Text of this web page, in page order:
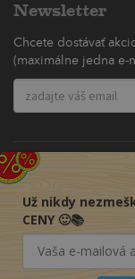
Newsletter
Chcete dostávať
(maximálne jedna e-
Už nikdy
CENY 🙂📚